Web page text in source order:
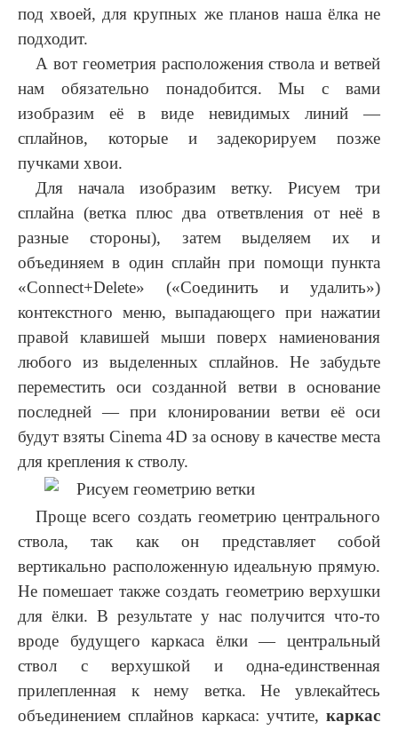
под хвоей, для крупных же планов наша ёлка не
подходит.
А вот геометрия расположения ствола и ветвей
нам обязательно понадобится. Мы с вами
изобразим её в виде невидимых линий —
сплайнов, которые и задекорируем позже
пучками хвои.
Для начала изобразим ветку. Рисуем три
сплайна (ветка плюс два ответвления от неё в
разные стороны), затем выделяем их и
объединяем в один сплайн при помощи пункта
«Connect+Delete» («Соединить и удалить»)
контекстного меню, выпадающего при нажатии
правой клавишей мыши поверх намиенования
любого из выделенных сплайнов. Не забудьте
переместить оси созданной ветви в основание
последней — при клонировании ветви её оси
будут взяты Cinema 4D за основу в качестве места
для крепления к стволу.
Проще всего создать геометрию центрального
ствола, так как он представляет собой
вертикально расположенную идеальную прямую.
Не помешает также создать геометрию верхушки
для ёлки. В результате у нас получится что-то
вроде будущего каркаса ёлки — центральный
ствол с верхушкой и одна-единственная
прилепленная к нему ветка. Не увлекайтесь
объединением сплайнов каркаса: учтите, каркас